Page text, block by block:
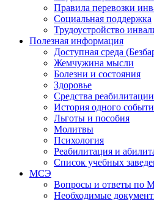
Правила перевозки
Социальная поддержка
Трудоустройство
Полезная информация
Доступная среда
Жемчужина мысли
Болезни и состояния
Здоровье
Средства реабилитации
История одного
Льготы и пособия
Молитвы
Психология
Реабилитация и
Список учебных
МСЭ
Вопросы и ответы по
Необходимые